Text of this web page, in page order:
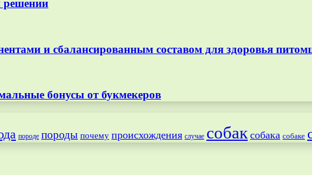
решении
и сбалансированным составом для здоровья
бонусы от букмекеров
породе породы почему происхождения случае собак собака собаке